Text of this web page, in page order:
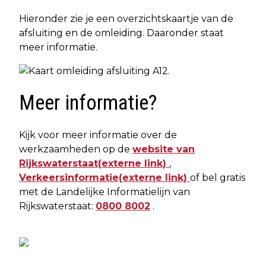
Hieronder zie je een overzichtskaartje van de
afsluiting en de omleiding. Daaronder staat
meer informatie.
Meer informatie?
Kijk voor meer informatie over de
werkzaamheden op de website van
Rijkswaterstaat(externe link) ,
Verkeersinformatie(externe link) of bel gratis
met de Landelijke Informatielijn van
Rijkswaterstaat: 0800 8002 .